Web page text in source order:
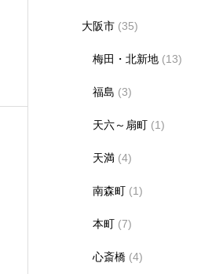
大阪市 (35)
梅田・北新地 (13)
福島 (3)
天六～扇町 (1)
天満 (4)
南森町 (1)
本町 (7)
心斎橋 (4)